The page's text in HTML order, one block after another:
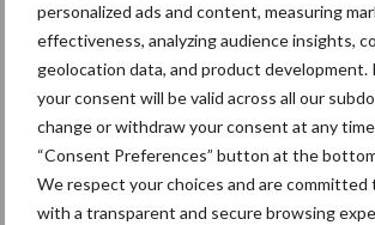
personalized ads and content, measuring
effectiveness, analyzing audience insights,
geolocation data, and product development.
your consent will be valid across all our
change or withdraw your consent at any
“Consent Preferences” button at the
We respect your choices and are committed
with a transparent and secure browsing
Maak uw keuze
Machines